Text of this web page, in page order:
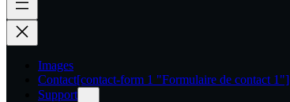
Images
Contact[contact-form 1 "Formulaire de contact 1"]
Support